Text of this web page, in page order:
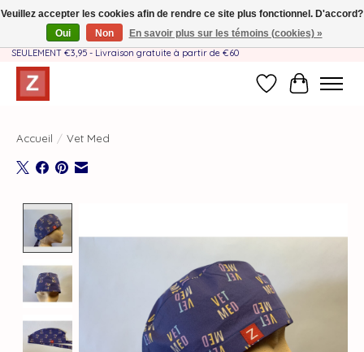
Fait à la main par une équipe mère-fille❤️ - Frais de livraison BE & NL
SEULEMENT €3,95 - Livraison gratuite à partir de €60
Liste dePanier
Accueil / Vet Med
Veuillez accepter les cookies afin de rendre ce site plus fonctionnel. D'accord?
Oui
Non En savoir plus sur les témoins (cookies) »